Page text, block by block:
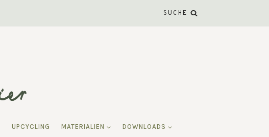
SUCHE
UPCYCLING MATERIALIEN DOWNLOADS